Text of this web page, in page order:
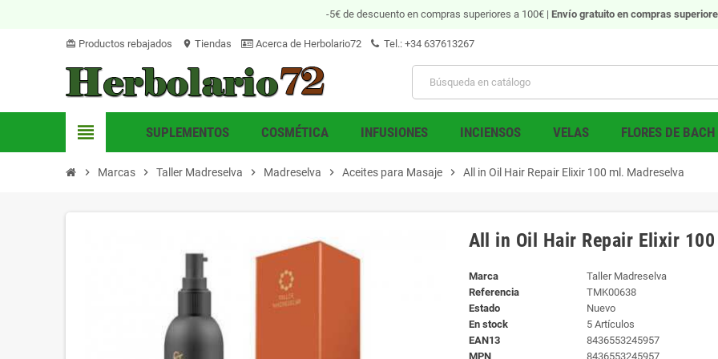
-5€ de descuento en compras superiores a 100€ | Envío gratuitoen compras
card_giftcard Productos rebajados location_on Tiendas Acerca de Herbolario72 Tel.: +34 637613267
view_headline SUPLEMENTOS COSMÉTICA INFUSIONES INCIENSOS VELAS FLORES DE BACH
chevron_right Marcas chevron_right Taller Madreselva chevron_right Madreselva chevron_right Aceites para Masaje chevron_right All in Oil Hair Repair Elixir 100 ml. Madreselva
All in Oil Hair Repair Elixir
Marca
Taller Madreselva
Referencia
TMK00638
Estado
Nuevo
En stock
5 Artículos
EAN13
8436553245957
MPN
8436553245957